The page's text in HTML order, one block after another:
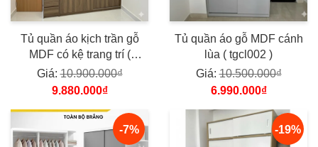
Tủ quần áo kịch trần gỗ
MDF có kệ trang trí (
TQAG221 )
Giá:10.900.000₫
9.880.000₫
Tủ quần áo gỗ MDF cánh
lùa ( tgcl002 )
Giá:10.500.000₫
6.990.000₫
-7% -19%